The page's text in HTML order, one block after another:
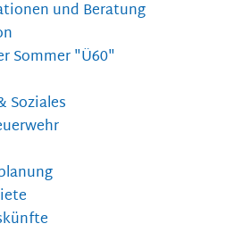
und Beratung
Sommer "Ü60"
Soziales